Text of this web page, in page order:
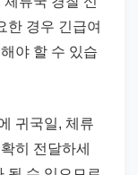
한 경우 긴급여
야 할 수 있습
귀국일, 체류
히 전달하세